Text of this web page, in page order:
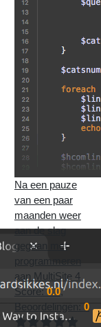
Na een pauze
van een paar
maanden weer
aan de slag
gegaan met
programmeren
aan MultiSite 4
Score:0.0,
Beoordelingen: 0